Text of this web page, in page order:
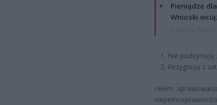
Pieniądze
Wnioski
Nie podejmują
Rezygnują z
celem